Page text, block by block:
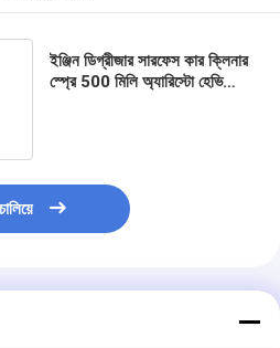
ইঞ্জিন ডিগ্রীজার সারফেস কার ক্লিনার
স্প্রে 500 মিলি অ্যারিস্টো হেভি
চালিয়ে